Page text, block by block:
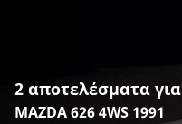
2 αποτελέσματα για
MAZDA 626 4WS 1991